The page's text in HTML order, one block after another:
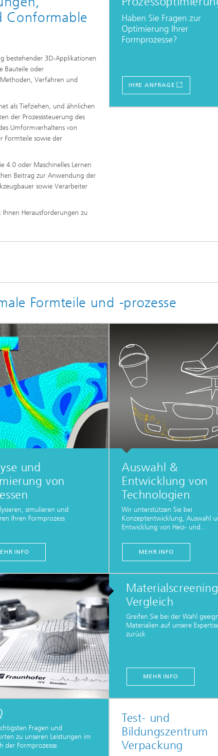
Conformable
bestehender 3D-Applikationen
Bauteile oder
Verfahren und
als Tiefziehen, und ähnlichen
der Prozesssteuerung des
Umformverhaltens von
Formteile sowie der
4.0 oder Maschinelles Lernen
Beitrag zur Anwendung der
sowie Verarbeiter
Herausforderungen zu
Haben Sie Fragen zur
Optimierung Ihrer
Formprozesse?
IHRE ANFRAGE
Formteile und -prozesse
und
von
simulieren und
Ihren Formprozess
INFO
Auswahl &
Entwicklung von
Technologien
Wir unterstützen Sie bei
Konzeptentwicklung, Auswahl
Entwicklung von Heiz- und...
MEHR INFO
Vergleich
Greifen Sie bei der Wahl
Materialien auf unsere
zurück
MEHR INFO
Fragen und
zu unseren Leistungen im
der Formprozesse
Test- und
Bildungszentrum
Verpackung